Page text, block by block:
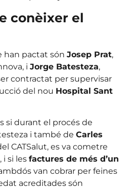
conèixer el
han pactat són Josep Prat,
i Jorge Batesteza,
contractat per supervisar
del nou Hospital Sant
si durant el procés de
i també de Carles
CATSalut, es va cometre
si les factures de més d’un
van cobrar per feines
acreditades són